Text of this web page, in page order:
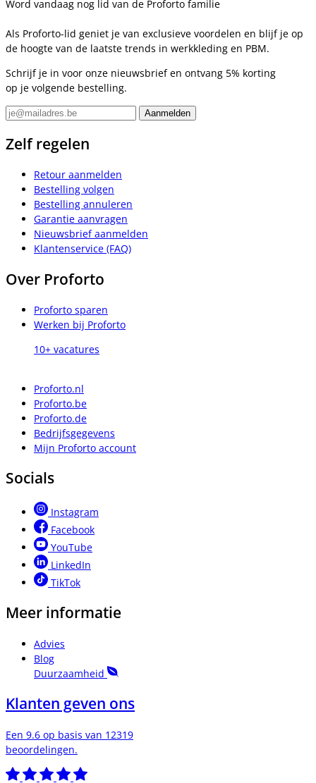
Word vandaag nog lid van de Proforto familie
Als Proforto-lid geniet je van exclusieve voordelen en blijf je op
de hoogte van de laatste trends in werkkleding en PBM.
Schrijf je in voor onze nieuwsbrief en ontvang 5% korting
op je volgende bestelling.
Zelf regelen
Retour aanmelden
Bestelling volgen
Bestelling annuleren
Garantie aanvragen
Nieuwsbrief aanmelden
Klantenservice (FAQ)
Over Proforto
Proforto sparen
Werken bij Proforto
10+ vacatures
Proforto.nl
Proforto.be
Proforto.de
Bedrijfsgegevens
Mijn Proforto account
Socials
Instagram
Facebook
YouTube
LinkedIn
TikTok
Meer informatie
Advies
Blog
Duurzaamheid
Klanten geven ons
Een 9.6 op basis van 12319
beoordelingen.